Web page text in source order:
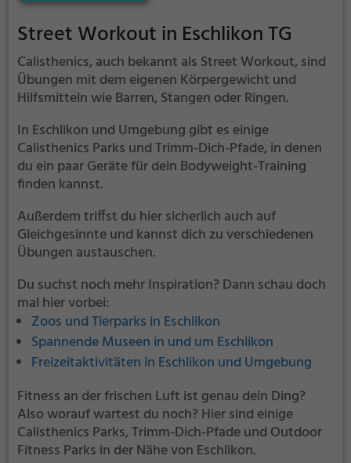
Street Workout in Eschlikon TG
Calisthenics, auch bekannt als Street Workout, sind
Übungen mit dem eigenen Körpergewicht und
Hilfsmitteln wie Barren, Stangen oder Ringen.
In Eschlikon und Umgebung gibt es einige
Calisthenics Parks und Trimm-Dich-Pfade, in denen
du ein paar Geräte für dein Bodyweight-Training
finden kannst.
Außerdem triffst du hier sicherlich auch auf
Gleichgesinnte und kannst dich zu verschiedenen
Übungen austauschen.
Du suchst noch mehr Inspiration? Dann schau doch
mal hier vorbei:
Zoos und Tierparks in Eschlikon
Spannende Museen in und um Eschlikon
Freizeitaktivitäten in Eschlikon und Umgebung
Fitness an der frischen Luft ist genau dein Ding?
Also worauf wartest du noch? Hier sind einige
Calisthenics Parks, Trimm-Dich-Pfade und Outdoor
Fitness Parks in der Nähe von Eschlikon.